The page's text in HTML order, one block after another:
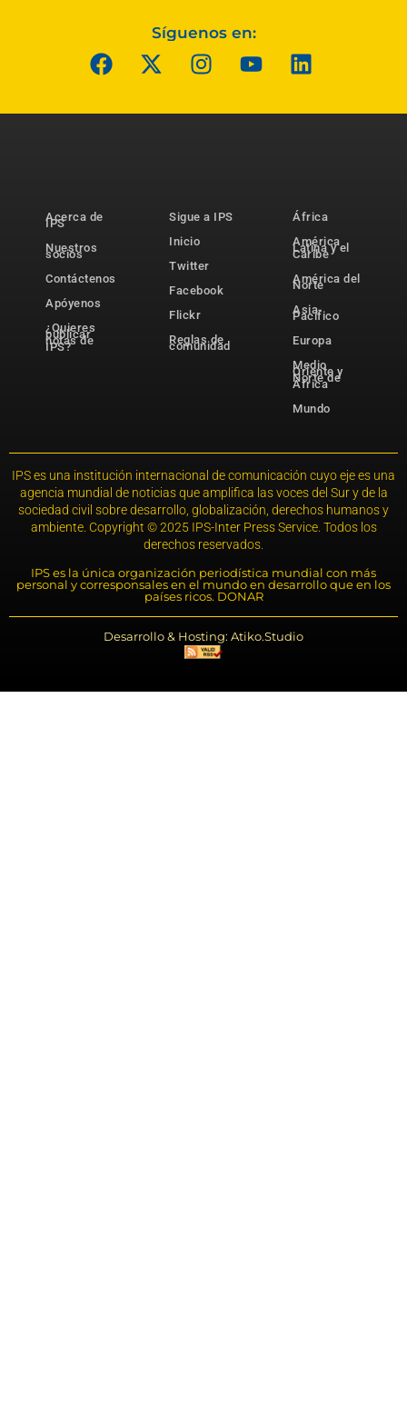
Síguenos en:
Acerca de
IPS
Nuestros
socios
Contáctenos
Apóyenos
¿Quieres
publicar
notas de
IPS?
Sigue a IPS
Inicio
Twitter
Facebook
Flickr
Reglas de
comunidad
África
América
Latina y el
Caribe
América del
Norte
Asia-
Pacífico
Europa
Medio
Oriente y
Norte de
África
Mundo
IPS es una institución internacional de comunicación cuyo eje es una
agencia mundial de noticias que amplifica las voces del Sur y de la
sociedad civil sobre desarrollo, globalización, derechos humanos y
ambiente. Copyright © 2025 IPS-Inter Press Service. Todos los
derechos reservados.
IPS es la única organización periodística mundial con más
personal y corresponsales en el mundo en desarrollo que en los
países ricos. DONAR
Desarrollo & Hosting: Atiko.Studio